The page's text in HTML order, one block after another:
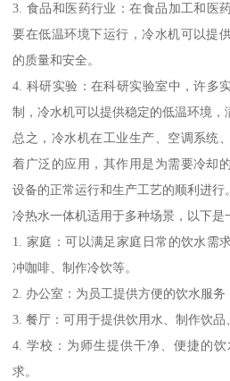
3. 食品和医药行业：在食品加工和医
要在低温环境下运行，冷水机可以提
的质量和安全。
4. 科研实验：在科研实验室中，许多
制，冷水机可以提供稳定的低温环境，
总之，冷水机在工业生产、空调系统
着广泛的应用，其作用是为需要冷却
设备的正常运行和生产工艺的顺利进行。
冷热水一体机适用于多种场景，以下是
1. 家庭：可以满足家庭日常的饮水需
冲咖啡、制作冷饮等。
2. 办公室：为员工提供方便的饮水服务
3. 餐厅：可用于提供饮用水、制作饮品
4. 学校：为师生提供干净、便捷的
求。